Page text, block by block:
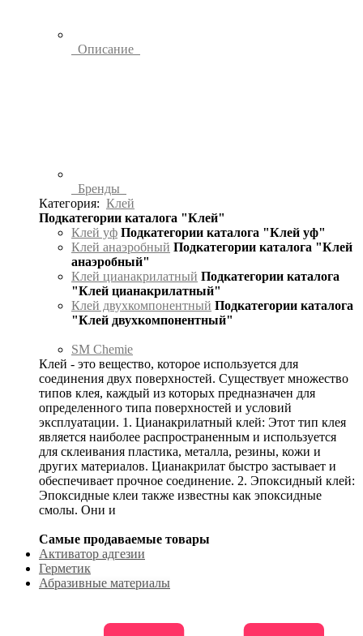
Описание
Бренды
Категория: Клей
Подкатегории каталога "Клей"
Клей уф Подкатегории каталога "Клей уф"
Клей анаэробный Подкатегории каталога "Клей
анаэробный"
Клей цианакрилатный Подкатегории каталога
"Клей цианакрилатный"
Клей двухкомпонентный Подкатегории каталога
"Клей двухкомпонентный"
SM Chemie
Клей - это вещество, которое используется для
соединения двух поверхностей. Существует множество
типов клея, каждый из которых предназначен для
определенного типа поверхностей и условий
эксплуатации. 1. Цианакрилатный клей: Этот тип клея
является наиболее распространенным и используется
для склеивания пластика, металла, резины, кожи и
других материалов. Цианакрилат быстро застывает и
обеспечивает прочное соединение. 2. Эпоксидный клей:
Эпоксидные клеи также известны как эпоксидные
смолы. Они и
Самые продаваемые товары
Активатор адгезии
Герметик
Абразивные материалы